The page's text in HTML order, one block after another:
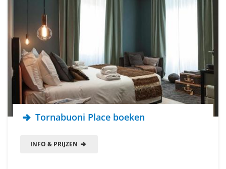
Tornabuoni Place boeken
INFO & PRIJZEN